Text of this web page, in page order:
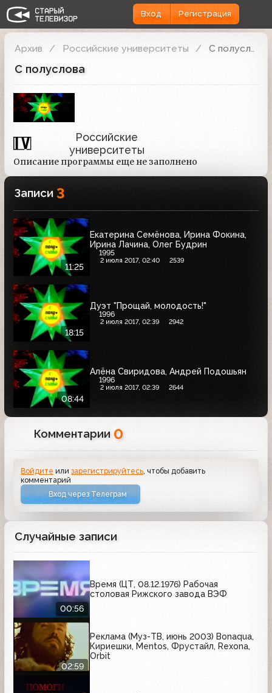
Вход Регистрация
Архив Российские университеты С полуслова
С полуслова
Российские
университеты
Описание программы еще не заполнено
Записи 3
11:25
Екатерина Семёнова, Ирина Фокина,
Ирина Лачина, Олег Будрин
1995
2 июля 2017, 02:40 2539
18:15
Дуэт "Прощай, молодость!"
1996
2 июля 2017, 02:39 2942
08:44
Алёна Свиридова, Андрей Подошьян
1996
2 июля 2017, 02:39 2644
Комментарии 0
Войдите илизарегистрируйтесь, чтобы добавить
комментарий
Вход через Телеграм
Случайные записи
00:56
Время (ЦТ, 08.12.1976) Рабочая
столовая Рижского завода ВЭФ
02:59
Реклама (Муз-ТВ, июнь 2003) Bonaqua,
Кириешки, Mentos, Фрустайл, Rexona,
Orbit